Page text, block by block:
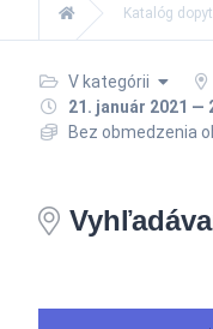
Katalóg
V kategórii
21. január 2021 —
Bez obmedzenia